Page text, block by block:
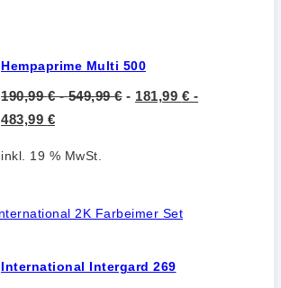
Hempaprime Multi 500
190,99€-549,99€- 181,99 € -
483,99 €
inkl. 19 % MwSt.
International Intergard 269